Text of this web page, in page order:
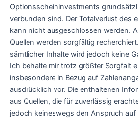
Optionsscheininvestments
verbunden sind. Der Totalverlust des
kann nicht ausgeschlossen werden.
Quellen werden sorgfältig
sämtlicher Inhalte wird jedoch keine
Ich behalte mir trotz größter Sorgfalt
insbesondere in Bezug auf
ausdrücklich vor. Die enthaltenen
aus Quellen, die für zuverlässig
jedoch keineswegs den Anspruch auf